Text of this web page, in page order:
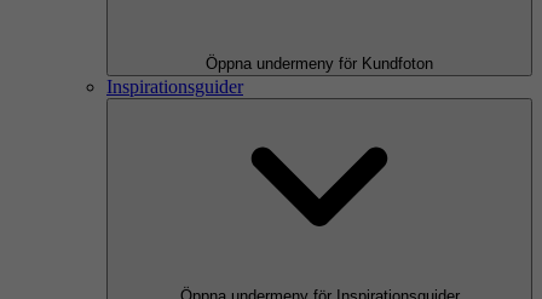
Öppna undermeny för Kundfoton
Inspirationsguider